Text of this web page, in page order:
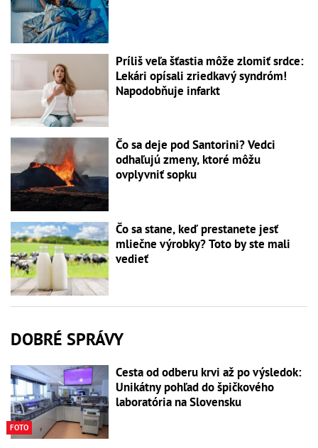
Príliš veľa šťastia môže zlomiť srdce:
Lekári opísali zriedkavý syndróm!
Napodobňuje infarkt
Čo sa deje pod Santorini? Vedci
odhaľujú zmeny, ktoré môžu
ovplyvniť sopku
Čo sa stane, keď prestanete jesť
mliečne výrobky? Toto by ste mali
vedieť
DOBRÉ SPRÁVY
FOTO
Cesta od odberu krvi až po výsledok:
Unikátny pohľad do špičkového
laboratória na Slovensku